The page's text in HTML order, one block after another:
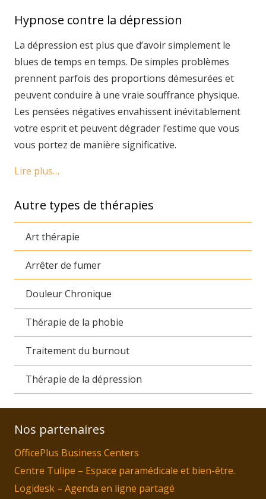
Hypnose contre la dépression
La dépression est plus que d’avoir simplement le
blues de temps en temps. De simples problèmes
prennent parfois des proportions démesurées et
peuvent conduire à une vraie souffrance physique.
Les pensées négatives envahissent inévitablement
votre esprit et peuvent dégrader l’estime que vous
vous portez de manière significative.
Lire plus…
Autre types de thérapies
Art thérapie
Arrêter de fumer
Douleur Chronique
Thérapie de la phobie
Traitement du burnout
Thérapie de la dépression
Nos partenaires
OfficePlus Business Centers
Centre Tulipe – Espace paramédicale et bien-être.
Logidesk – Agenda en ligne partagé